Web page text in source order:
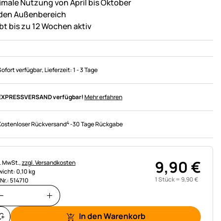
Nutzung von April bis Oktober
Außenbereich
bis zu 12 Wochen aktiv
verfügbar, Lieferzeit:1 - 3 Tage
verfügbar!Mehr erfahren
Rückversand4-30 Tage Rückgabe
MwSt.,zzgl. Versandkosten
0,10 kg
514710
9,90€
1 Stück =9,90€
In den Warenkorb